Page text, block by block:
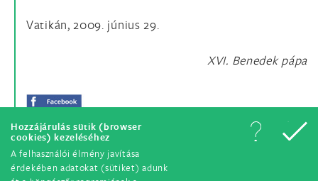
Hozzájárulás sütik (browser
cookies) kezeléséhez
A felhasználói élmény javítása
érdekében adatokat (sütiket) adunk
Vatikán, 2009. június 29.
XVI. Benedek pápa